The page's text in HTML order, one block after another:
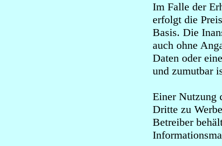
Im Falle der
erfolgt die
Basis. Die
auch ohne
Daten oder
und zumutbar
Einer Nutzung
Dritte zu
Betreiber